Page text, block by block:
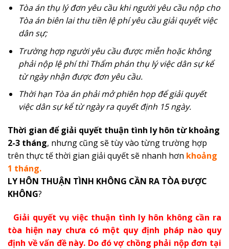
Tòa án thụ lý đơn yêu cầu khi người yêu cầu nộp cho
Tòa án biên lai thu tiền lệ phí yêu cầu giải quyết việc
dân sự;
Trường hợp người yêu cầu được miễn hoặc không
phải nộp lệ phí thì Thẩm phán thụ lý việc dân sự kể
từ ngày nhận được đơn yêu cầu.
Thời hạn Tòa án phải mở phiên họp để giải quyết
việc dân sự kể từ ngày ra quyết định 15 ngày.
Thời gian để giải quyết thuận tình ly hôn từ khoảng
2-3 tháng, nhưng cũng sẽ tùy vào từng trường hợp
trên thực tế thời gian giải quyết sẽ nhanh hơn khoảng
1 tháng.
LY HÔN THUẬN TÌNH KHÔNG CẦN RA TÒA ĐƯỢC
KHÔNG?
Giải quyết vụ việc thuận tình ly hôn không cần ra
tòa hiện nay chưa có một quy định pháp nào quy
định về vấn đề này. Do đó vợ chồng phải nộp đơn tại